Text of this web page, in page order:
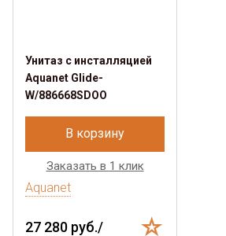
Унитаз с инсталляцией
Aquanet Glide-
W/886668SDOO
В корзину
Заказать в 1 клик
Aquanet
27 280 руб./